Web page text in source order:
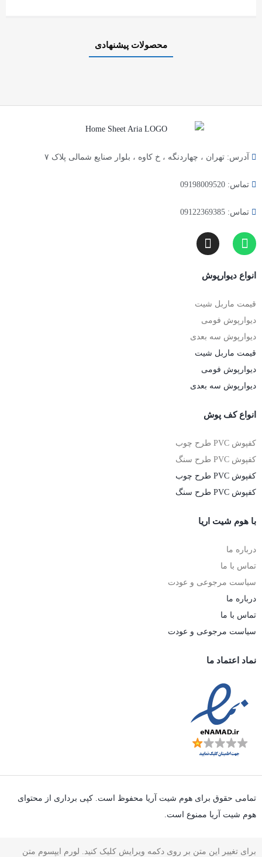
محصولات پیشنهادی
آدرس: تهران ، چهاردنگه ، خ کاوه ، بلوار صنایع شمالی پلاک ۷
تماس: 09198009520
تماس: 09122369385
انواع دیوارپوش
قیمت ماربل شیت
دیوارپوش فومی
دیوارپوش سه بعدی
قیمت ماربل شیت
دیوارپوش فومی
دیوارپوش سه بعدی
انواع کف پوش
کفپوش PVC طرح چوب
کفپوش PVC طرح سنگ
کفپوش PVC طرح چوب
کفپوش PVC طرح سنگ
با هوم شیت اریا
درباره ما
تماس با ما
سیاست مرجوعی و عودت
درباره ما
تماس با ما
سیاست مرجوعی و عودت
نماد اعتماد ما
تمامی حقوق برای هوم شیت آریا محفوظ است. کپی برداری از محتوای
هوم شیت آریا ممنوع است.
برای تغییر این متن بر روی دکمه ویرایش کلیک کنید. لورم ایپسوم متن